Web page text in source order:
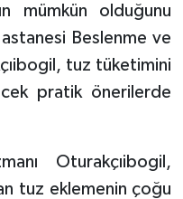
mümkün olduğunu
Beslenme ve
tuz tüketimini
pratik önerilerde
Oturakçıibogil,
tuz eklemenin çoğu